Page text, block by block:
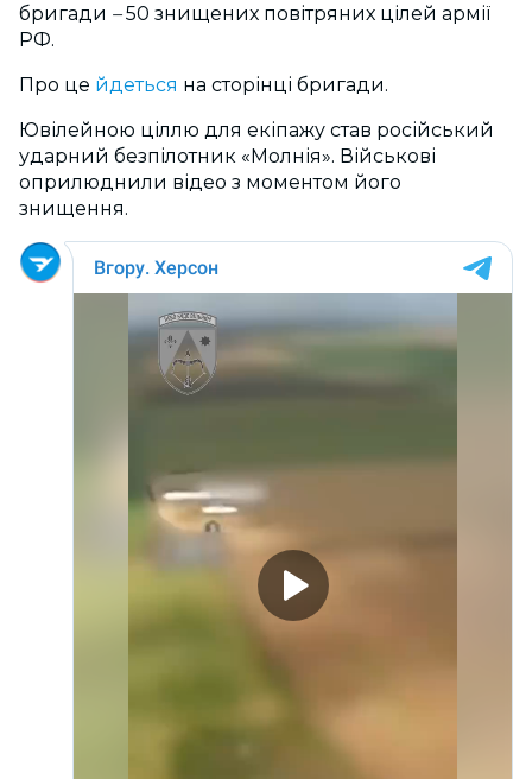
бригади –50 знищених повітряних цілей армії
РФ.
Про це йдеться на сторінці бригади.
Ювілейною ціллю для екіпажу став російський
ударний безпілотник «Молнія». Військові
оприлюднили відео з моментом його
знищення.